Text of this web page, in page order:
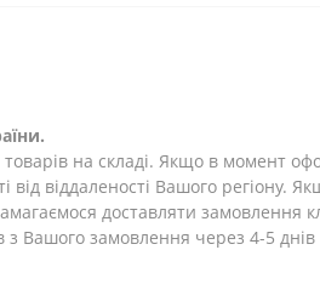
на складі. Якщо в момент
від віддаленості Вашого регіону.
доставляти замовлення
Вашого замовлення через 4-5